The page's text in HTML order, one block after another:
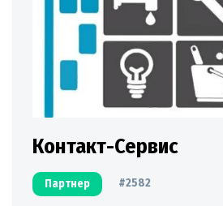
Контакт-Сервис
Партнер #2582